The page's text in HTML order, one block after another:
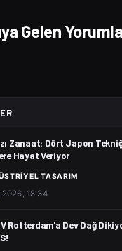
Gelen
Zanaat: Dört Japon
Hayat Veriyor
TASARIM
2026, 18:34
Rotterdam'a Dev Dağ